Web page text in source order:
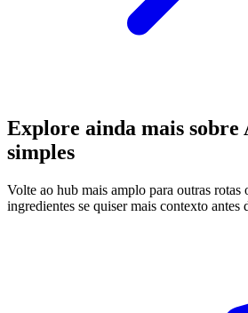
Explore ainda mais sobre
simples
Volte ao hub mais amplo para outras rotas
ingredientes se quiser mais contexto antes